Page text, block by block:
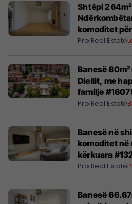
Më shumë